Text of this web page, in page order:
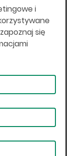
w której
lub w
nie
i
się